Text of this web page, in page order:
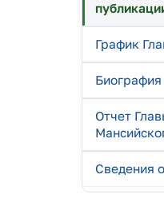
График
Биография
Отчет
Сведения